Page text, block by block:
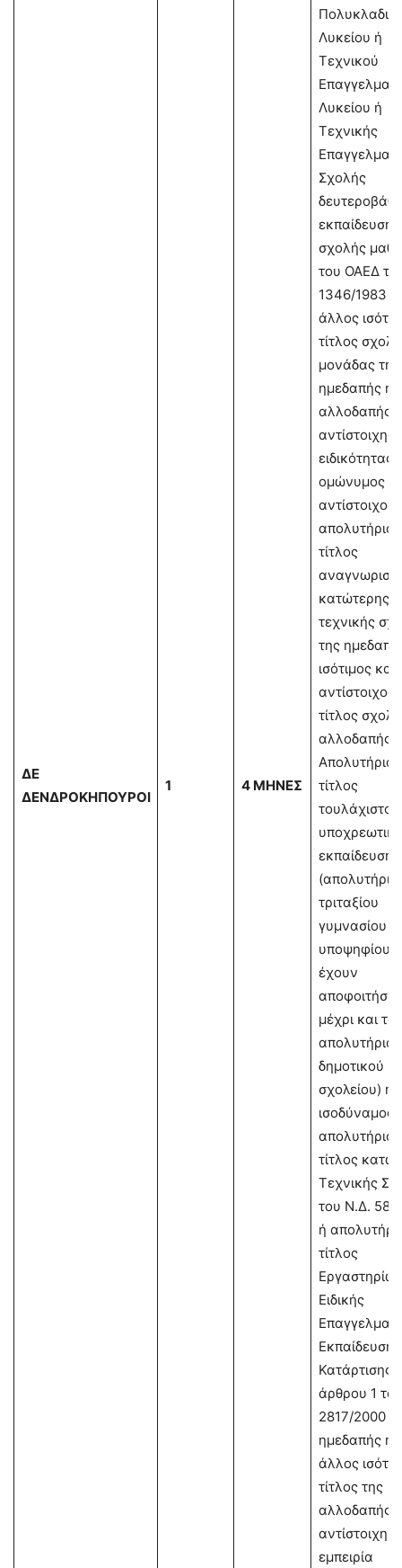
ΔΕ
ΔΕΝΔΡΟΚΗΠΟΥΡΟΙ
1 4 ΜΗΝΕΣ
Λυκείου ή
Τεχνικού
Λυκείου ή
Τεχνικής
Σχολής
σχολής
του ΟΑΕΔ
1346/1983 ή
άλλος
τίτλος
μονάδας της
ημεδαπής ή
αλλοδαπής,
αντίστοιχης
ειδικότητας.
ομώνυμος ή
αντίστοιχος,
απολυτήριος
τίτλος
κατώτερης
τεχνικής
της
ισότιμος και
αντίστοιχος
τίτλος
αλλοδαπής.
Απολυτήριος
τίτλος
τουλάχιστον
εκπαίδευσης
(απολυτήριο
τριταξίου
γυμνασίου ή
υποψηφίους
έχουν
αποφοιτήσει
μέχρι και το
απολυτήριο
δημοτικού
σχολείου) ή
ισοδύναμος
απολυτήριος
τίτλος
Τεχνικής
του Ν.Δ.
ή
τίτλος
Ειδικής
Κατάρτισης
άρθρου 1
2817/2000
ημεδαπής ή
άλλος
τίτλος της
αλλοδαπής
αντίστοιχη
εμπειρία